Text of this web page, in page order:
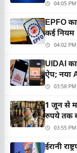
04:05 PM
EPFO
कई नियम
04:02 PM
UIDAI
ऐप; नया
03:58 PM
1 जून से
रुपये तक
03:55 PM
ईरानी